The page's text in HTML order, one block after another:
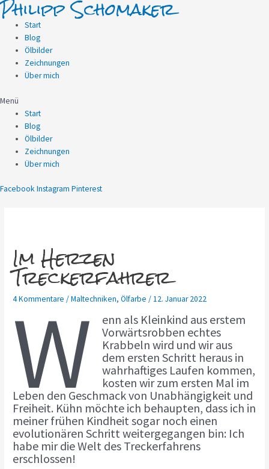
Zum
Inhalt
springen
Philipp Schomaker
Start
Blog
Ölbilder
Zeichnungen
Über mich
Menü
Start
Blog
Ölbilder
Zeichnungen
Über mich
FacebookInstagram Pinterest
Im Herzen
Treckerfahrer
4 Kommentare /Maltechniken,Ölfarbe /12. Januar 2022
W
enn als Kleinkind aus erstem
Vorwärtsrobben echtes
Krabbeln wird und wir aus
dem ersten Schritt heraus in
wahrhaftiges Laufen kommen,
kosten wir zum ersten Mal im
Leben den Geschmack von Unabhängigkeit und
Freiheit. Kühn möchte ich behaupten, dass ich in
meiner frühen Kindheit sogar noch einen
evolutionären Schritt weitergegangen bin: Ich
habe mir die Welt des Treckerfahrens
erschlossen!